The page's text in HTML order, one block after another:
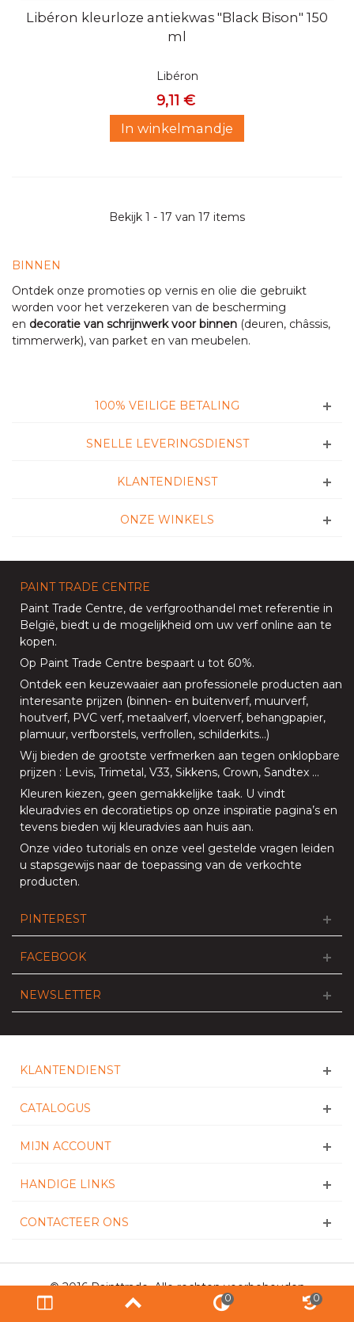
Libéron kleurloze antiekwas "Black Bison" 150
ml
Libéron
9,11 €
In winkelmandje
Bekijk 1 - 17 van 17 items
BINNEN
Ontdek onze promoties op vernis en olie die gebruikt
worden voor het verzekeren van de bescherming
en decoratie van schrijnwerk voor binnen (deuren, châssis,
timmerwerk), van parket en van meubelen.
100% VEILIGE BETALING
SNELLE LEVERINGSDIENST
KLANTENDIENST
ONZE WINKELS
PAINT TRADE CENTRE
Paint Trade Centre, de verfgroothandel met referentie in
België, biedt u de mogelijkheid om uw verf online aan te
kopen.
Op Paint Trade Centre bespaart u tot 60%.
Ontdek een keuzewaaier aan professionele producten aan
interesante prijzen (binnen- en buitenverf, muurverf,
houtverf, PVC verf, metaalverf, vloerverf, behangpapier,
plamuur, verfborstels, verfrollen, schilderkits…)
Wij bieden de grootste verfmerken aan tegen onklopbare
prijzen : Levis, Trimetal, V33, Sikkens, Crown, Sandtex …
Kleuren kiezen, geen gemakkelijke taak. U vindt
kleuradvies en decoratietips op onze inspiratie pagina’s en
tevens bieden wij kleuradvies aan huis aan.
Onze video tutorials en onze veel gestelde vragen leiden
u stapsgewijs naar de toepassing van de verkochte
producten.
PINTEREST
FACEBOOK
NEWSLETTER
KLANTENDIENST
CATALOGUS
MIJN ACCOUNT
HANDIGE LINKS
CONTACTEER ONS
© 2016 Painttrade. Alle rechten voorbehouden
0 0